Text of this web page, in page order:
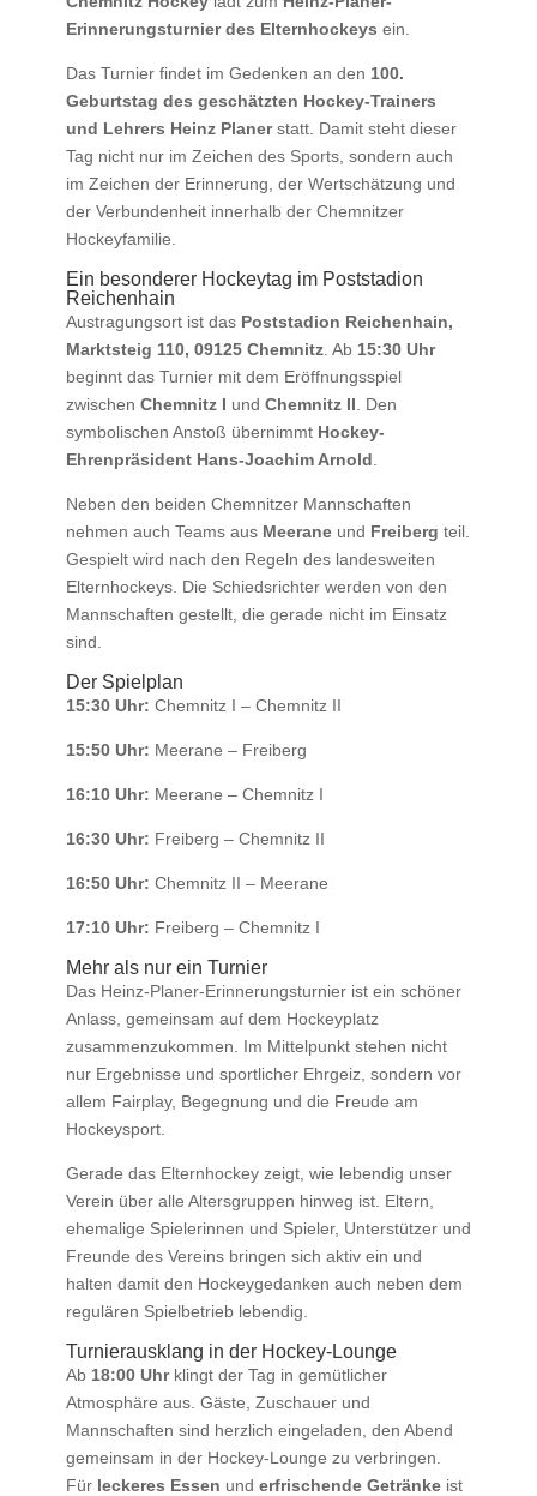
Erinnerungsturnier des Elternhockeys ein.
Das Turnier findet im Gedenken an den 100.
Geburtstag des geschätzten Hockey-Trainers
und Lehrers Heinz Planerstatt. Damit steht dieser
Tag nicht nur im Zeichen des Sports, sondern auch
im Zeichen der Erinnerung, der Wertschätzung und
der Verbundenheit innerhalb der Chemnitzer
Hockeyfamilie.
Ein besonderer Hockeytag im Poststadion
Reichenhain
Austragungsort ist das Poststadion Reichenhain,
Marktsteig 110, 09125 Chemnitz. Ab 15:30 Uhr
beginnt das Turnier mit dem Eröffnungsspiel
zwischen Chemnitz I und Chemnitz II . Den
symbolischen Anstoß übernimmt Hockey-
Ehrenpräsident Hans-Joachim Arnold
Neben den beiden Chemnitzer Mannschaften
nehmen auch Teams aus Meeraneund Freiberg teil.
Gespielt wird nach den Regeln des landesweiten
Elternhockeys. Die Schiedsrichter werden von den
Mannschaften gestellt, die gerade nicht im Einsatz
sind.
Der Spielplan
15:30 Uhr: Chemnitz I – Chemnitz II
15:50 Uhr: Meerane – Freiberg
16:10 Uhr: Meerane – Chemnitz I
16:30 Uhr: Freiberg – Chemnitz II
16:50 Uhr: Chemnitz II – Meerane
17:10 Uhr: Freiberg – Chemnitz I
Mehr als nur ein Turnier
Das Heinz-Planer-Erinnerungsturnier ist ein schöner
Anlass, gemeinsam auf dem Hockeyplatz
zusammenzukommen. Im Mittelpunkt stehen nicht
nur Ergebnisse und sportlicher Ehrgeiz, sondern vor
allem Fairplay, Begegnung und die Freude am
Hockeysport.
Gerade das Elternhockey zeigt, wie lebendig unser
Verein über alle Altersgruppen hinweg ist. Eltern,
ehemalige Spielerinnen und Spieler, Unterstützer und
Freunde des Vereins bringen sich aktiv ein und
halten damit den Hockeygedanken auch neben dem
regulären Spielbetrieb lebendig.
Turnierausklang in der Hockey-Lounge
Ab 18:00 Uhrklingt der Tag in gemütlicher
Atmosphäre aus. Gäste, Zuschauer und
Mannschaften sind herzlich eingeladen, den Abend
gemeinsam in der Hockey-Lounge zu verbringen.
Für leckeres Essen und erfrischende Getränkeist